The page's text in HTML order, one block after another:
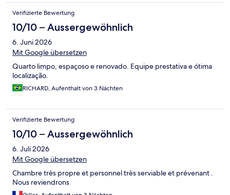
Verifizierte Bewertung
10/10 – Aussergewöhnlich
6. Juni 2026
Mit Google übersetzen
Quarto limpo, espaçoso e renovado. Equipe prestativa e ótima
localização.
RICHARD, Aufenthalt von 3 Nächten
Verifizierte Bewertung
10/10 – Aussergewöhnlich
6. Juli 2026
Mit Google übersetzen
Chambre très propre et personnel très serviable et prévenant .
Nous reviendrons